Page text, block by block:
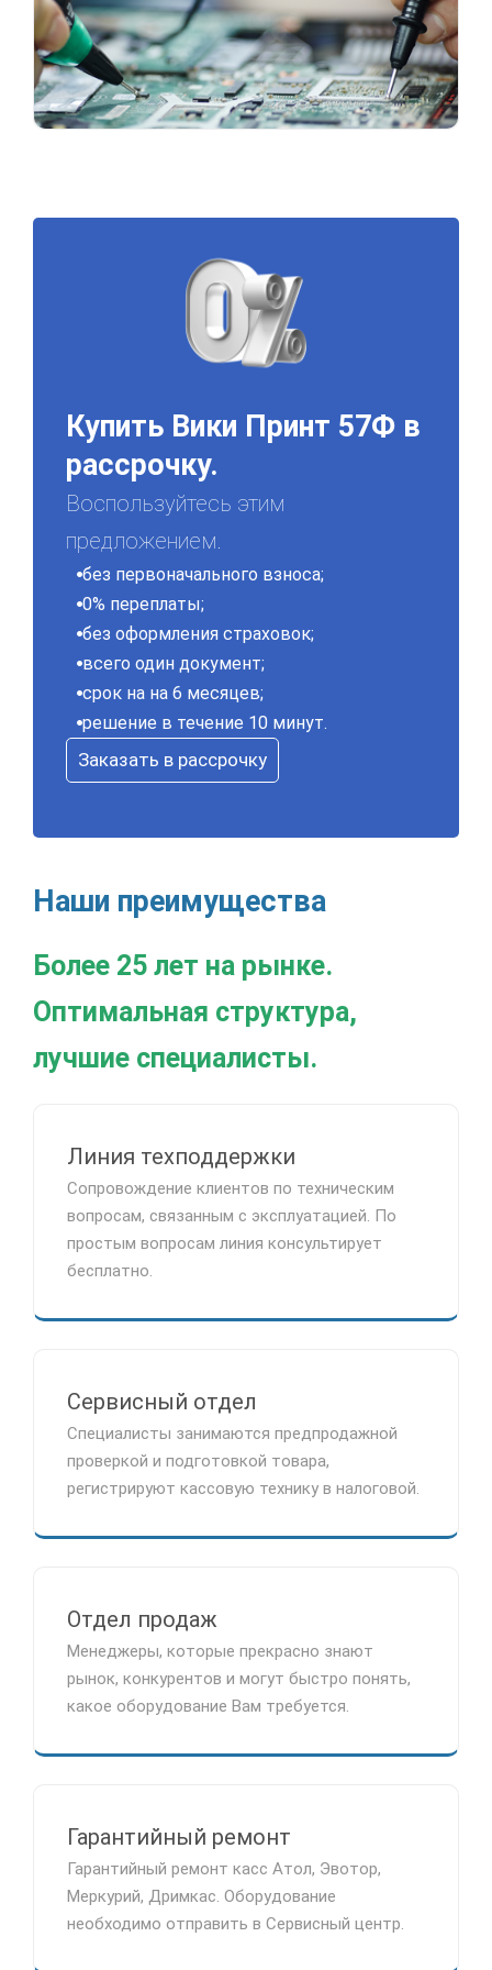
Купить Вики Принт 57Ф в
рассрочку.
Воспользуйтесь этим
предложением.
без первоначального взноса;
0% переплаты;
без оформления страховок;
всего один документ;
срок на на 6 месяцев;
решение в течение 10 минут.
Заказать в рассрочку
Наши преимущества
Более 25 лет на рынке.
Оптимальная структура,
лучшие специалисты.
Линия техподдержки
Сопровождение клиентов по техническим
вопросам, связанным с эксплуатацией. По
простым вопросам линия консультирует
бесплатно.
Сервисный отдел
Специалисты занимаются предпродажной
проверкой и подготовкой товара,
регистрируют кассовую технику в налоговой.
Отдел продаж
Менеджеры, которые прекрасно знают
рынок, конкурентов и могут быстро понять,
какое оборудование Вам требуется.
Гарантийный ремонт
Гарантийный ремонт касс Атол, Эвотор,
Меркурий, Дримкас. Оборудование
необходимо отправить в Сервисный центр.